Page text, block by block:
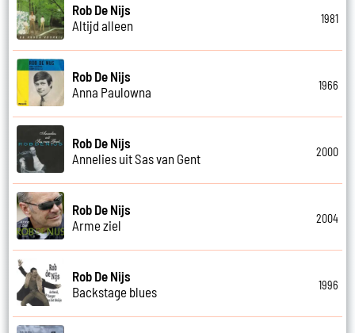
Rob De Nijs
Altijd alleen
1981
Rob De Nijs
Anna Paulowna
1966
Rob De Nijs
Annelies uit Sas van Gent
2000
Rob De Nijs
Arme ziel
2004
Rob De Nijs
Backstage blues
1996